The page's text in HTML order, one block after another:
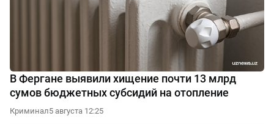
В Фергане выявили хищение почти 13 млрд
сумов бюджетных субсидий на отопление
Криминал5 августа 12:25